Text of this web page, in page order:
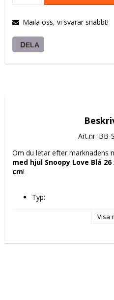
Maila oss, vi svarar snabbt!
DELA
Art.nr: BB-
Om du letar efter marknadens
med hjul Snoopy Love Blå 26
cm!
Typ:
Skolväska med hjul
Egenskaper:
Visa